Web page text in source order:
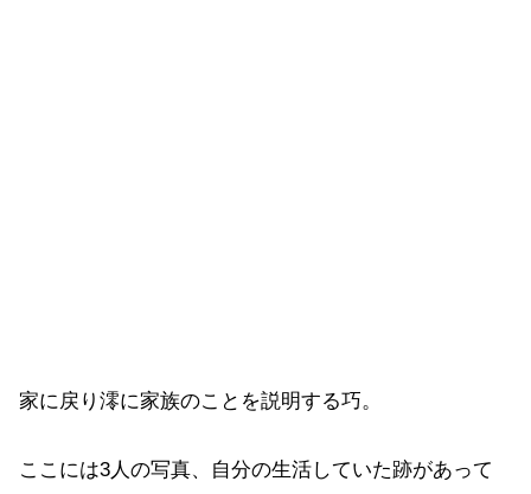
家に戻り澪に家族のことを説明する巧。
ここには3人の写真、自分の生活していた跡があって